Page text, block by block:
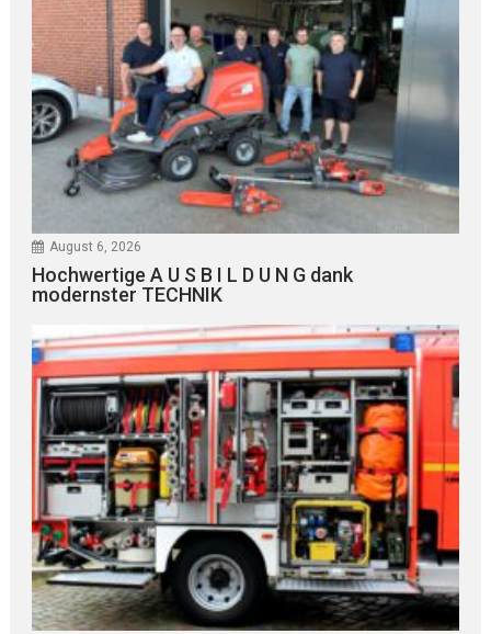
August 6, 2026
Hochwertige A U S B I L D U N G dank
modernster TECHNIK